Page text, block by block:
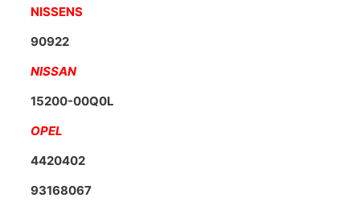
NISSENS
90922
NISSAN
15200-00Q0L
OPEL
4420402
93168067